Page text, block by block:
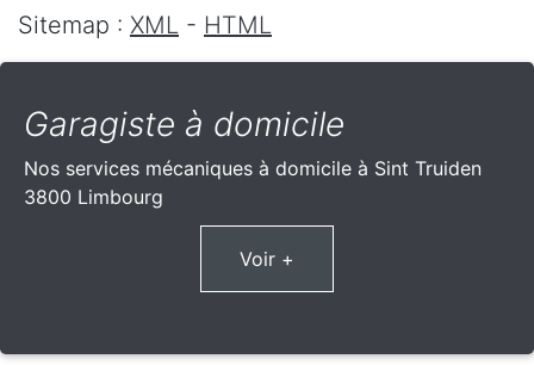
Sitemap : XML - HTML
Garagiste à domicile
Nos services mécaniques à domicile à Sint Truiden
3800 Limbourg
Voir +